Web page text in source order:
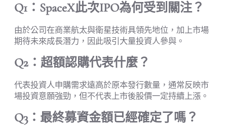
Q1：SpaceX此次IPO為何受到關注？
由於公司在商業航太與衛星技術具領先地位，加上市場
期待未來成長潛力，因此吸引大量投資人參與。
Q2：超額認購代表什麼？
代表投資人申購需求遠高於原本發行數量，通常反映市
場投資意願強勁，但不代表上市後股價一定持續上漲。
Q3：最終募資金額已經確定了嗎？